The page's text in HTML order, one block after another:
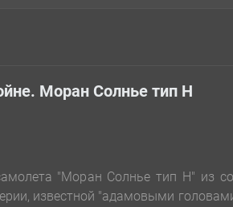
Моран Солнье тип Н
"Моран Солнье тип Н" из
известной "адамовыми